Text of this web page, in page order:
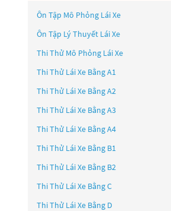
Ôn Tập Mô Phỏng Lái Xe
Ôn Tập Lý Thuyết Lái Xe
Thi Thử Mô Phỏng Lái Xe
Thi Thử Lái Xe Bằng A1
Thi Thử Lái Xe Bằng A2
Thi Thử Lái Xe Bằng A3
Thi Thử Lái Xe Bằng A4
Thi Thử Lái Xe Bằng B1
Thi Thử Lái Xe Bằng B2
Thi Thử Lái Xe Bằng C
Thi Thử Lái Xe Bằng D